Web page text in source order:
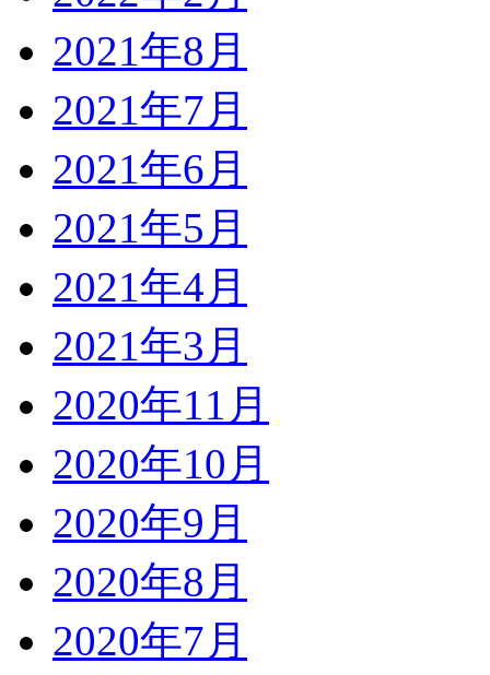
2021年8月
2021年7月
2021年6月
2021年5月
2021年4月
2021年3月
2020年11月
2020年10月
2020年9月
2020年8月
2020年7月